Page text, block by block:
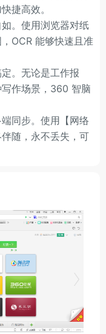
捷高效。
。使用浏览器对纸
OCR 能够快速且准
。无论是工作报
作场景，360 智脑
同步。使用【网络
随，永不丢失，可